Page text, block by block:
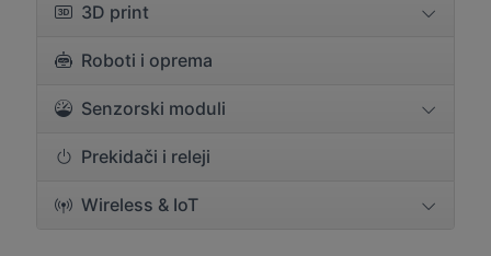
3D print
Roboti i oprema
Senzorski moduli
Prekidači i releji
Wireless & IoT